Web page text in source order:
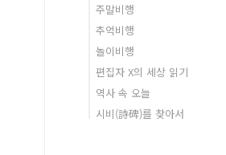
주말비행
추억비행
놀이비행
편집자 X의 세상 읽기
역사 속 오늘
시비(詩碑)를 찾아서